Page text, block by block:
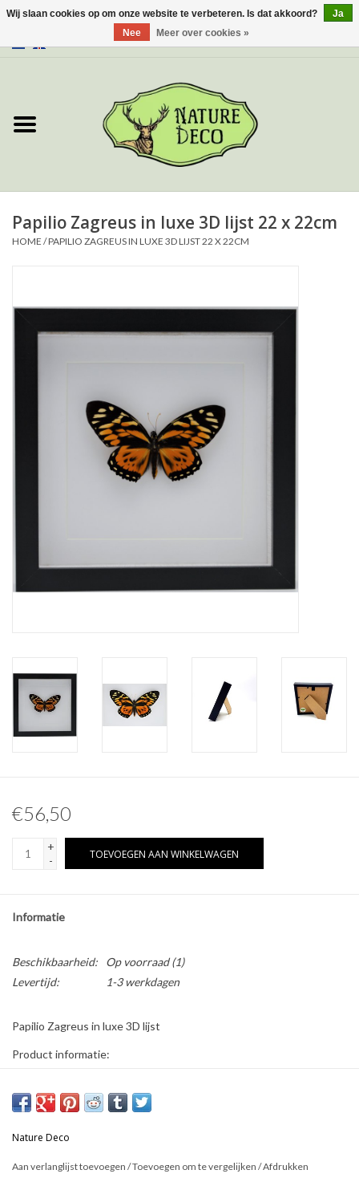
Over ons
Nieuw
Lijsten & Stolpen
Opgezette dieren
Hoorns & Geweien
Pokémon
Papilio Zagreus in luxe 3D lijst 22 x 22cm
HOME /PAPILIO ZAGREUS IN LUXE 3D LIJST 22 X 22CM
€56,50
+
-
TOEVOEGEN AAN WINKELWAGEN
Informatie
Beschikbaarheid: Op voorraad(1)
Levertijd:
1-3 werkdagen
Papilio Zagreus in luxe 3D lijst
Product informatie:
* Kan zowel hangend als staand gebruikt worden
de foto.
Nature Deco
Aan verlanglijst toevoegen /Toevoegen om te vergelijken /Afdrukken
Wij slaan cookies op om onze website te verbeteren. Is dat akkoord?
Ja
Nee
Meer over cookies »